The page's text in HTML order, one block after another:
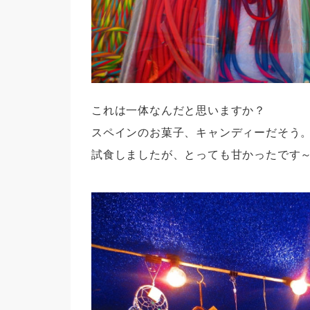
これは一体なんだと思いますか？
スペインのお菓子、キャンディーだそう
試食しましたが、とっても甘かったです